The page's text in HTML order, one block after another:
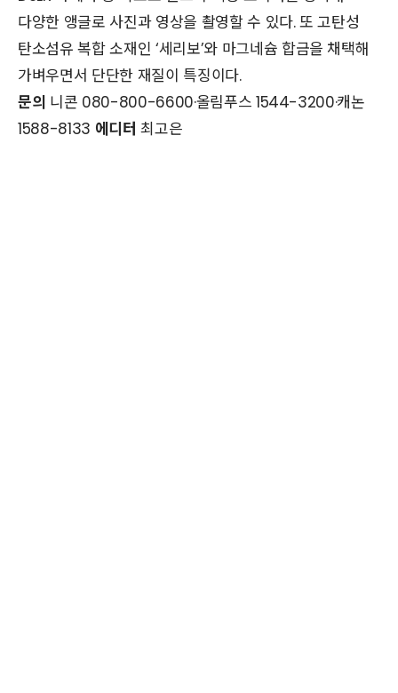
다양한 앵글로 사진과 영상을 촬영할 수 있다. 또 고탄성
탄소섬유 복합 소재인 ‘세리보’와 마그네슘 합금을 채택해
가벼우면서 단단한 재질이 특징이다.
문의 니콘 080-800-6600·올림푸스 1544-3200·캐논
1588-8133 에디터 최고은